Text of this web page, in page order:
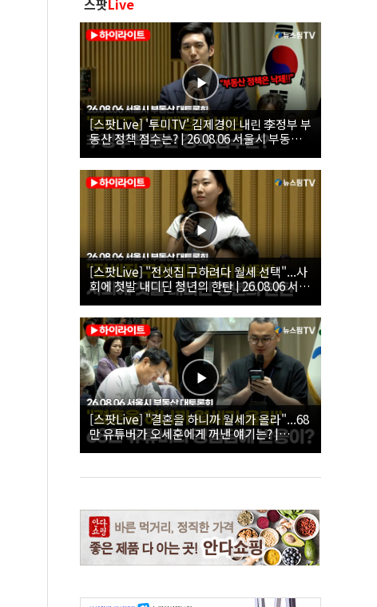
스팟Live
[스팟Live] '투미TV' 김제경이 내린 李정부 부
동산 정책 점수는? | 26.08.06 서울시 부동산
대토론회
[스팟Live] "전셋집 구하려다 월세 선택"...사
회에 첫발 내디딘 청년의 한탄 | 26.08.06 서울
시 부동산 대토론회
[스팟Live] "결혼을 하니까 월세가 올라"...68
만 유튜버가 오세훈에게 꺼낸 얘기는? |
26.08.06 서울시 부동산 대토론회